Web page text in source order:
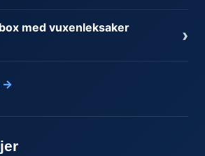
med vuxenleksaker ›
→